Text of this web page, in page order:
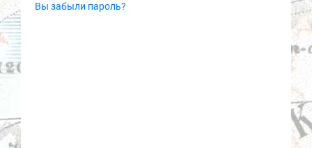
Партнеры
Вы забыли пароль?